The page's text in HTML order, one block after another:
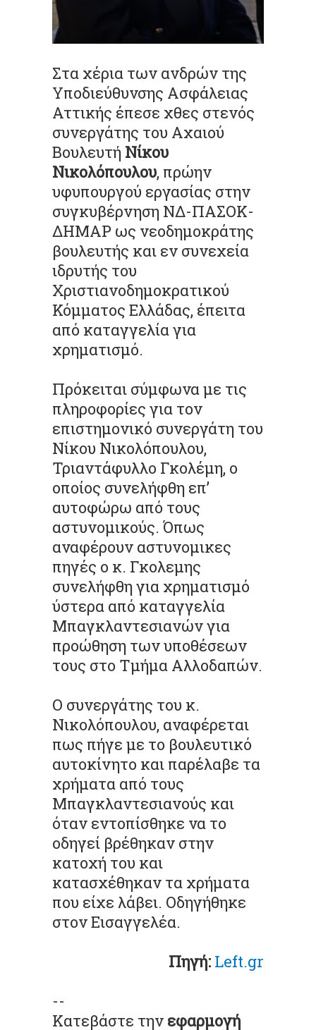
Στα χέρια των ανδρών της
Υποδιεύθυνσης Ασφάλειας
Αττικής έπεσε χθες στενός
συνεργάτης του Αχαιού
Βουλευτή Νίκου
Νικολόπουλου, πρώην
υφυπουργού εργασίας στην
συγκυβέρνηση ΝΔ-ΠΑΣΟΚ-
ΔΗΜΑΡ ως νεοδημοκράτης
βουλευτής και εν συνεχεία
ιδρυτής του
Χριστιανοδημοκρατικού
Κόμματος Ελλάδας, έπειτα
από καταγγελία για
χρηματισμό.
Πρόκειται σύμφωνα με τις
πληροφορίες για τον
επιστημονικό συνεργάτη του
Νίκου Νικολόπουλου,
Τριαντάφυλλο Γκολέμη, ο
οποίος συνελήφθη επ’
αυτοφώρω από τους
αστυνομικούς. Όπως
αναφέρουν αστυνομικες
πηγές ο κ. Γκολεμης
συνελήφθη για χρηματισμό
ύστερα από καταγγελία
Μπαγκλαντεσιανών για
προώθηση των υποθέσεων
τους στο Τμήμα Αλλοδαπών.
Ο συνεργάτης του κ.
Νικολόπουλου, αναφέρεται
πως πήγε με το βουλευτικό
αυτοκίνητο και παρέλαβε τα
χρήματα από τους
Μπαγκλαντεσιανούς και
όταν εντοπίσθηκε να το
οδηγεί βρέθηκαν στην
κατοχή του και
κατασχέθηκαν τα χρήματα
που είχε λάβει. Οδηγήθηκε
στον Εισαγγελέα.
Πηγή: Left.gr
--
Κατεβάστε την εφαρμογή